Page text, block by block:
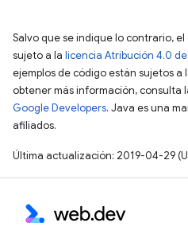
Salvo que se indique lo contrario,
sujeto a la licencia Atribución 4.0
ejemplos de código están sujetos a
obtener más información, consulta
Google Developers. Java es una
afiliados.
Última actualización: 2019-04-29